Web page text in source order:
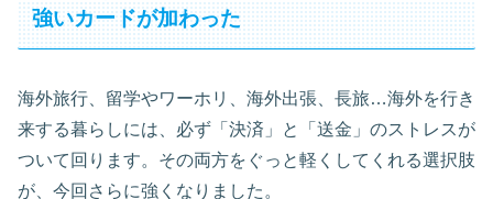
強いカードが加わった
海外旅行、留学やワーホリ、海外出張、長旅…海外を行き
来する暮らしには、必ず「決済」と「送金」のストレスが
ついて回ります。その両方をぐっと軽くしてくれる選択肢
が、今回さらに強くなりました。